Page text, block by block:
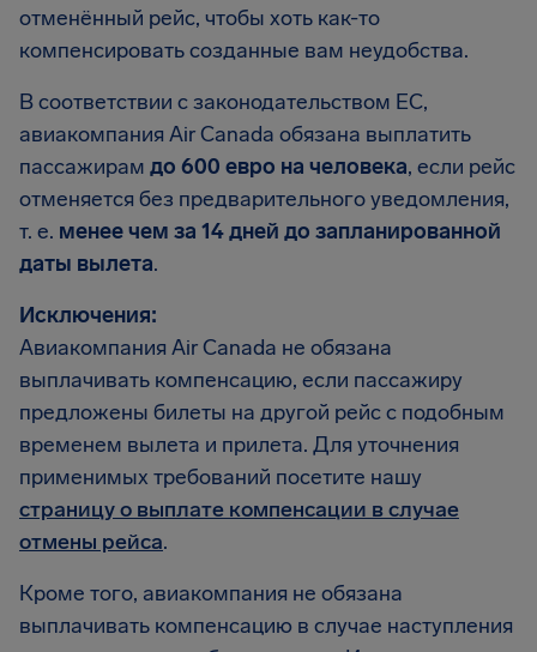
отменённый рейс, чтобы хоть как-то
компенсировать созданные вам неудобства.
В соответствии с законодательством ЕС,
авиакомпания Air Canada обязана выплатить
пассажирам до 600 евро на человека, если рейс
отменяется без предварительного уведомления,
т. е. менее чем за 14 дней до запланированной
даты вылета.
Исключения:
Авиакомпания Air Canada не обязана
выплачивать компенсацию, если пассажиру
предложены билеты на другой рейс с подобным
временем вылета и прилета. Для уточнения
применимых требований посетите нашу
страницу о выплате компенсации в случае
отмены рейса.
Кроме того, авиакомпания не обязана
выплачивать компенсацию в случае наступления